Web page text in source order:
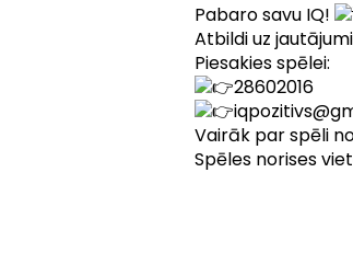
Pabaro savu IQ!
Atbildi uz
Piesakies spēlei:
28602016
Vairāk par spēli
Spēles norises